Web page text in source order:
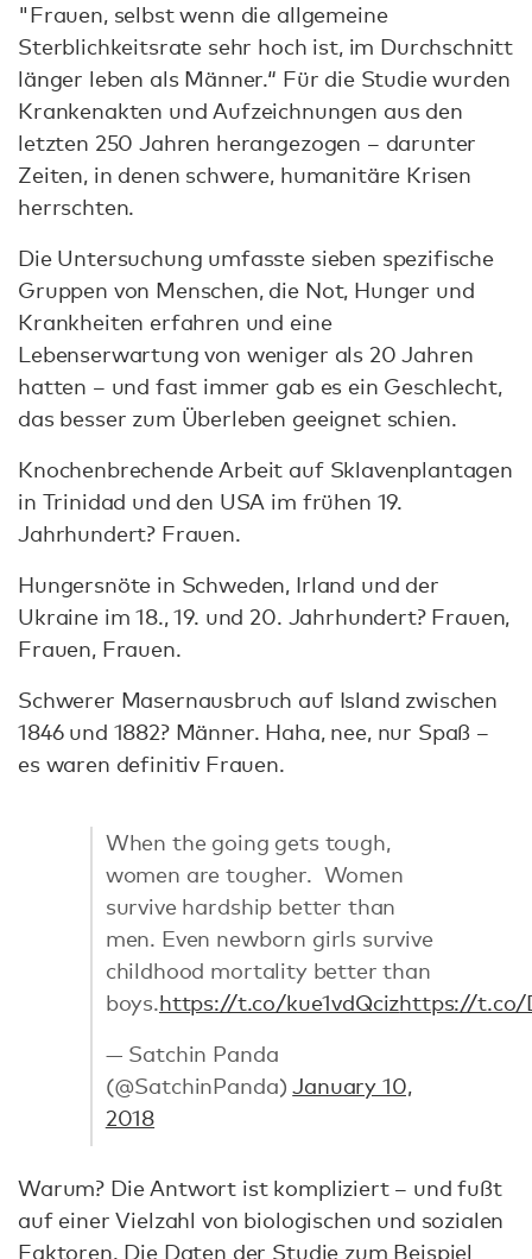
"Frauen, selbst wenn die allgemeine
Sterblichkeitsrate sehr hoch ist, im Durchschnitt
länger leben als Männer.“ Für die Studie wurden
Krankenakten und Aufzeichnungen aus den
letzten 250 Jahren herangezogen – darunter
Zeiten, in denen schwere, humanitäre Krisen
herrschten.
Die Untersuchung umfasste sieben spezifische
Gruppen von Menschen, die Not, Hunger und
Krankheiten erfahren und eine
Lebenserwartung von weniger als 20 Jahren
hatten – und fast immer gab es ein Geschlecht,
das besser zum Überleben geeignet schien.
Knochenbrechende Arbeit auf Sklavenplantagen
in Trinidad und den USA im frühen 19.
Jahrhundert? Frauen.
Hungersnöte in Schweden, Irland und der
Ukraine im 18., 19. und 20. Jahrhundert? Frauen,
Frauen, Frauen.
Schwerer Masernausbruch auf Island zwischen
1846 und 1882? Männer. Haha, nee, nur Spaß –
es waren definitiv Frauen.
When the going gets tough,
women are tougher. Women
survive hardship better than
men. Even newborn girls survive
childhood mortality better than
boys.https://t.co/kue1vdQcizhttps://t.co/
— Satchin Panda
(@SatchinPanda)January 10,
2018
Warum? Die Antwort ist kompliziert – und fußt
auf einer Vielzahl von biologischen und sozialen
Faktoren. Die Daten der Studie zum Beispiel